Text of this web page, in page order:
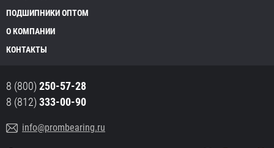
ПОДШИПНИКИ ОПТОМ
О КОМПАНИИ
КОНТАКТЫ
8 (800) 250-57-28
8 (812) 333-00-90
info@prombearing.ru